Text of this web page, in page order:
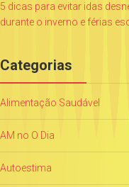
5 dicas para evitar idas
durante o inverno e férias
Categorias
Alimentação Saudável
AM no O Dia
Autoestima